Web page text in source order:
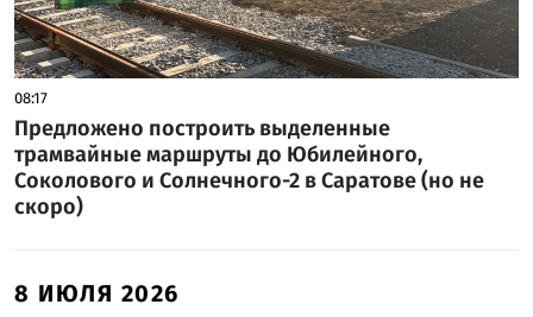
08:17
Предложено построить выделенные
трамвайные маршруты до Юбилейного,
Соколового и Солнечного-2 в Саратове (но не
скоро)
8 ИЮЛЯ 2026